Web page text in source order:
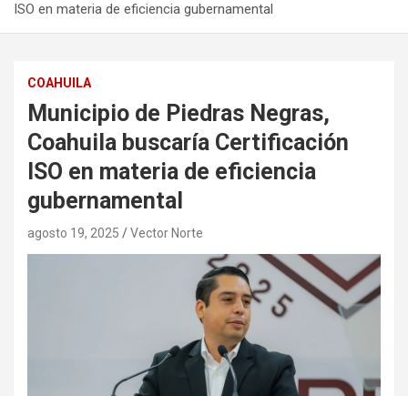
ISO en materia de eficiencia gubernamental
COAHUILA
Municipio de Piedras Negras,
Coahuila buscaría Certificación
ISO en materia de eficiencia
gubernamental
agosto 19, 2025 Vector Norte